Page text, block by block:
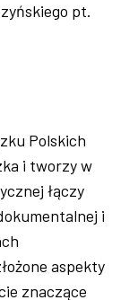
pt.
Polskich
i tworzy w
łączy
i
aspekty
znaczące